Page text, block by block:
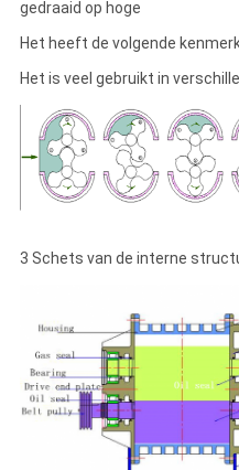
gedraaid op hoge
Het heeft de volgende
Het is veel gebruikt in
3 Schets van de interne